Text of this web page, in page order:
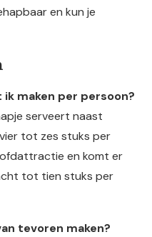
en kun je
maken per persoon?
serveert naast
tot zes stuks per
en komt er
tot tien stuks per
tevoren maken?